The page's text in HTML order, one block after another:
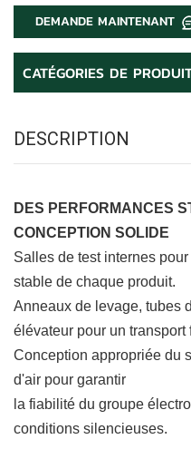
DEMANDE MAINTENANT
CATÉGORIES DE
DESCRIPTION
DES PERFORMANCES
CONCEPTION SOLIDE
Salles de test internes
stable de chaque produit.
Anneaux de levage, tubes
élévateur pour un transport
Conception appropriée du
d'air pour garantir
la fiabilité du groupe
conditions silencieuses.